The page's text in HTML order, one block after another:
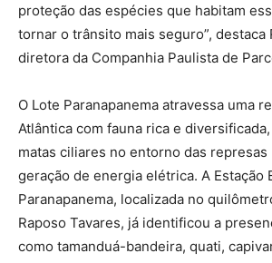
proteção das espécies que habitam
tornar o trânsito mais seguro”, destaca
diretora da Companhia Paulista de
O Lote Paranapanema atravessa uma
Atlântica com fauna rica e
matas ciliares no entorno das represas
geração de energia elétrica. A Estação
Paranapanema, localizada no
Raposo Tavares, já identificou a
como tamanduá-bandeira, quati,